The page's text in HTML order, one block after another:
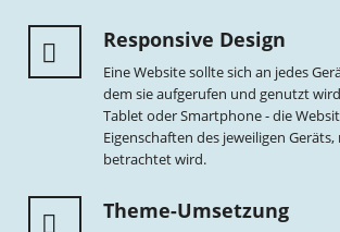
Responsive Design
Eine Website sollte sich an jedes
dem sie aufgerufen und genutzt
Tablet oder Smartphone - die
Eigenschaften des jeweiligen
betrachtet wird.
Theme-Umsetzung